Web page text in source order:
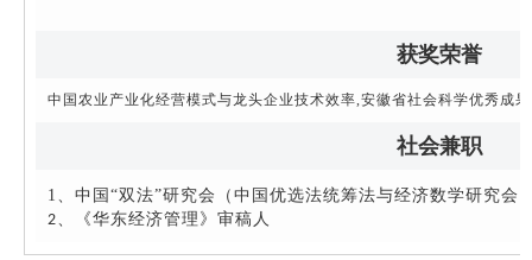
获奖荣誉
中国农业产业化经营模式与龙头企业技术效率 安徽省社会科学优秀成果
社会兼职
1 、中国 “双法”研究会（中国优选法统筹法与经济数学研究会
2 、《华东经济管理》审稿人